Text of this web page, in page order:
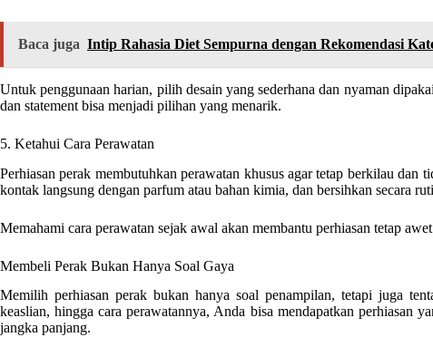
Baca juga Intip Rahasia Diet Sempurna dengan Rekomendasi
Untuk penggunaan harian, pilih desain yang sederhana dan nyaman
dan statement bisa menjadi pilihan yang menarik.
5. Ketahui Cara Perawatan
Perhiasan perak membutuhkan perawatan khusus agar tetap berkilau
kontak langsung dengan parfum atau bahan kimia, dan bersihkan secara
Memahami cara perawatan sejak awal akan membantu perhiasan tetap
Membeli Perak Bukan Hanya Soal Gaya
Memilih perhiasan perak bukan hanya soal penampilan, tetapi juga
keaslian, hingga cara perawatannya, Anda bisa mendapatkan perhiasan
jangka panjang.